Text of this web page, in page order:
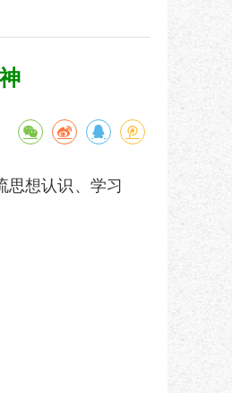
想认识、学习